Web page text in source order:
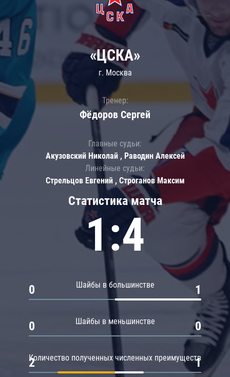
Статистика матча
1:4
Шайбы в большинстве
0 1
Шайбы в меньшинстве
0 0
Количество полученных численных преимуществ
2 1
«ЦСКА»
г. Москва
Тренер:
Фёдоров Сергей
Главные судьи:
Акузовский Николай , Раводин Алексей
Линейные судьи:
Стрельцов Евгений , Строганов Максим